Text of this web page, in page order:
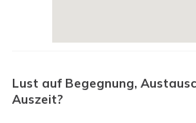
Lust auf Begegnung,
Auszeit?